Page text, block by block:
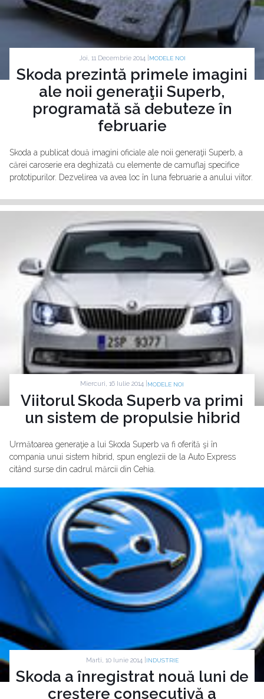
Joi, 11 Decembrie 2014 | MODELE NOI
Skoda prezintă primele imagini
ale noii generaţii Superb,
programată să debuteze în
februarie
Skoda a publicat două imagini oficiale ale noii generaţii Superb, a
cărei caroserie era deghizată cu elemente de camuflaj specifice
prototipurilor. Dezvelirea va avea loc în luna februarie a anului viitor.
Miercuri, 16 Iulie 2014 | MODELE NOI
Viitorul Skoda Superb va primi
un sistem de propulsie hibrid
Următoarea generaţie a lui Skoda Superb va fi oferită şi în
compania unui sistem hibrid, spun englezii de la Auto Express
citând surse din cadrul mărcii din Cehia.
Marti, 10 Iunie 2014 | INDUSTRIE
Skoda a înregistrat nouă luni de
creştere consecutivă a